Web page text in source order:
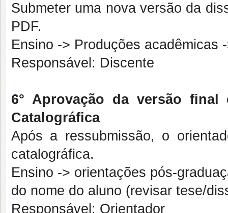
Submeter uma nova versão da
PDF.
Ensino -> Produções acadêmicas
Responsável: Discente
6° Aprovação da versão
Catalográfica
Após a ressubmissão, o
catalográfica.
Ensino -> orientações pós-
do nome do aluno (revisar tese/
Responsável: Orientador